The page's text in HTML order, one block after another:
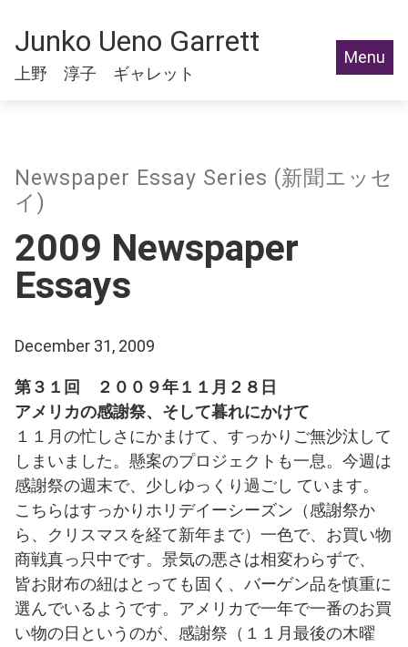
Junko Ueno Garrett
上野 淳子 ギャレット
Menu
Newspaper Essay Series (新聞エッセ
イ)
2009 Newspaper
Essays
December 31, 2009
第３１回 ２００９年１１月２８日
アメリカの感謝祭、そして暮れにかけて
１１月の忙しさにかまけて、すっかりご無沙汰して
しまいました。懸案のプロジェクトも一息。今週は
感謝祭の週末で、少しゆっくり過ごし ています。
こちらはすっかりホリデイーシーズン（感謝祭か
ら、クリスマスを経て新年まで）一色で、お買い物
商戦真っ只中です。景気の悪さは相変わらずで、
皆お財布の紐はとっても固く、バーゲン品を慎重に
選んでいるようです。アメリカで一年で一番のお買
い物の日というのが、感謝祭（１１月最後の木曜